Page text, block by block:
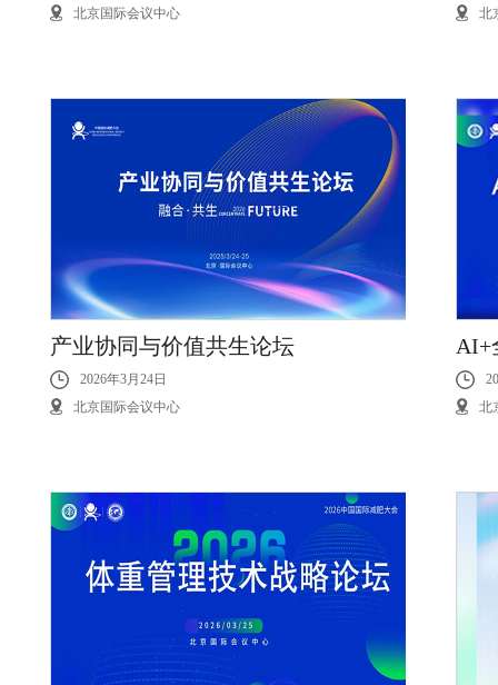
北京国际会议中心
北
产业协同与价值共生论坛
2026年3月24日
北京国际会议中心
AI+
北